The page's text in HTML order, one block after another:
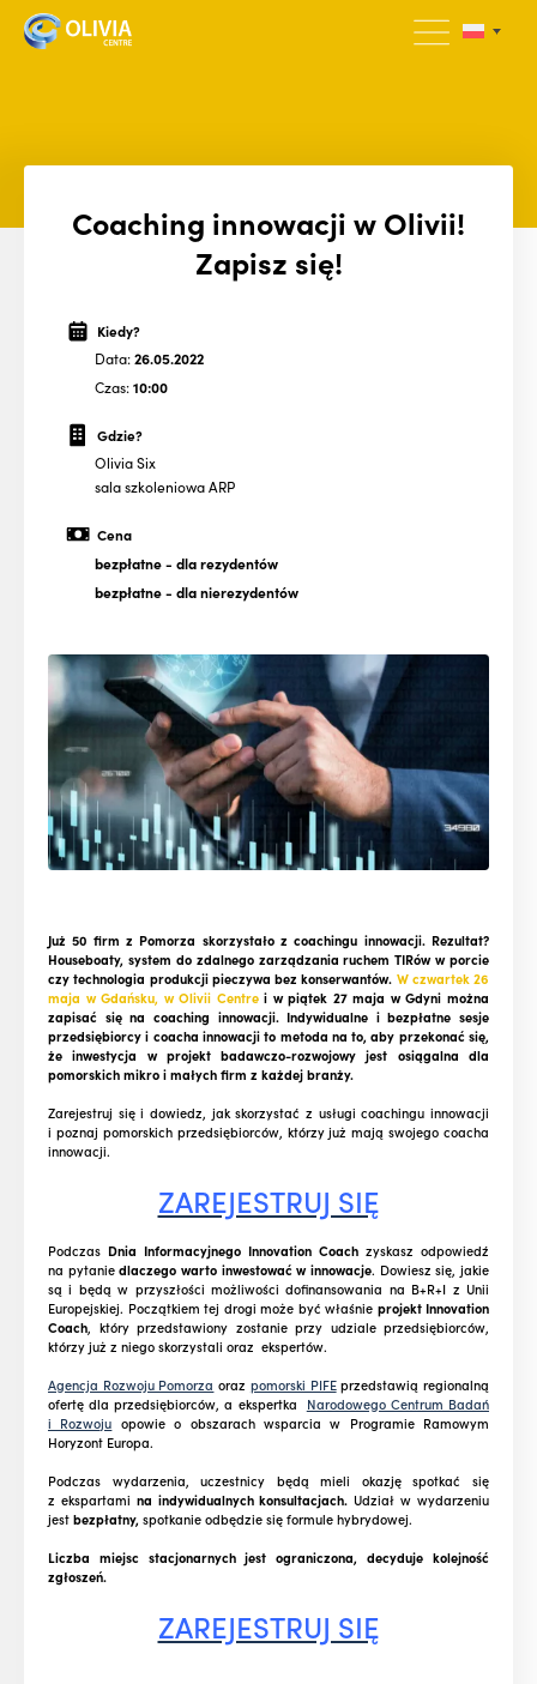
Coaching innowacji w Olivii!
Zapisz się!
Kiedy?
Data:26.05.2022
Czas:10:00
Gdzie?
Olivia Six
sala szkoleniowa ARP
Cena
bezpłatne- dla rezydentów
bezpłatne- dla nierezydentów
Już 50 firm z Pomorza skorzystało z coachingu innowacji. Rezultat?
Houseboaty, system do zdalnego zarządzania ruchem TIRów w porcie
czy technologia produkcji pieczywa bez konserwantów. W czwartek 26
maja w Gdańsku, w Olivii Centrei w piątek 27 maja w Gdyni można
zapisać się na coaching innowacji. Indywidualne i bezpłatne sesje
przedsiębiorcy i coacha innowacji to metoda na to, aby przekonać się,
że inwestycja w projekt badawczo-rozwojowy jest osiągalna dla
pomorskich mikro i małych firm z każdej branży.
Zarejestruj się i dowiedz, jak skorzystać z usługi coachingu innowacji
i poznaj pomorskich przedsiębiorców, którzy już mają swojego coacha
innowacji.
ZAREJESTRUJ SIĘ
Podczas Dnia Informacyjnego Innovation Coach zyskasz odpowiedź
na pytaniedlaczego warto inwestować w innowacje. Dowiesz się, jakie
są i będą w przyszłości możliwości dofinansowania na B+R+I z Unii
Europejskiej. Początkiem tej drogi może być właśnie projekt Innovation
Coach, który przedstawiony zostanie przy udziale przedsiębiorców,
którzy już z niego skorzystali oraz ekspertów.
Agencja Rozwoju Pomorza oraz pomorski PIFEprzedstawią regionalną
ofertę dla przedsiębiorców, a ekspertka Narodowego Centrum Badań
i Rozwoju opowie o obszarach wsparcia w Programie Ramowym
Horyzont Europa.
Podczas wydarzenia, uczestnicy będą mieli okazję spotkać się
z ekspartami na indywidualnych konsultacjach. Udział w wydarzeniu
jestbezpłatny, spotkanie odbędzie się formule hybrydowej.
Liczba miejsc stacjonarnych jest ograniczona, decyduje kolejność
zgłoszeń.
ZAREJESTRUJ SIĘ